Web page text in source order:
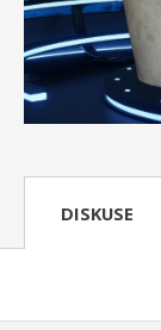
DISKUSE